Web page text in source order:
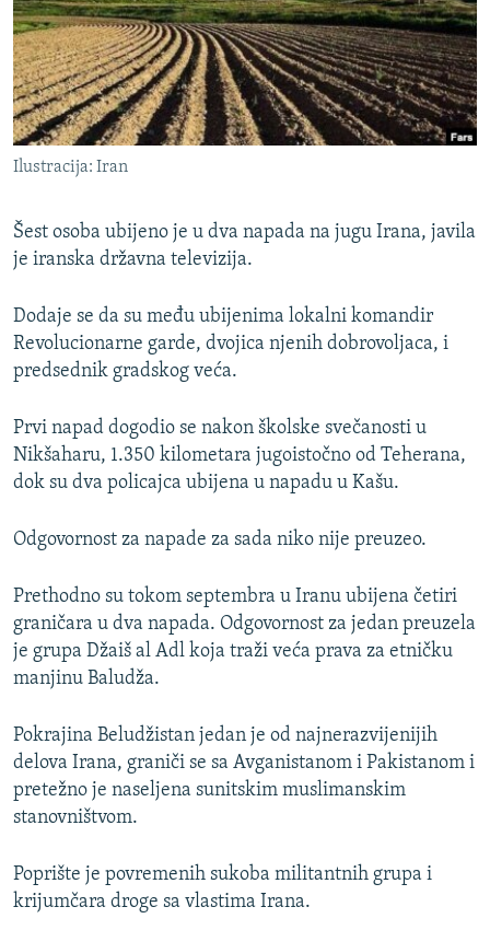
ISPRIČAJ MI
DNEVNO@RSE
SPECIJALI RSE
VIŠE OD NASLOVA
GENOCID U SREBRENICI
POPLAVE I KLIZIŠTA U BIH 2024.
TV LIBERTY
MOJA EVROPA
TRI DECENIJE OD RATA U BIH
SVE KARTE DEJTONA
NASTANAK I RASPAD JUGOSLAVIJE
PRATITE NAS
Sve RFE/RL stranice
Ilustracija: Iran
Šest osoba ubijeno je u dva napada na jugu Irana, javila
je iranska državna televizija.
Dodaje se da su među ubijenima lokalni komandir
Revolucionarne garde, dvojica njenih dobrovoljaca, i
predsednik gradskog veća.
Prvi napad dogodio se nakon školske svečanosti u
Nikšaharu, 1.350 kilometara jugoistočno od Teherana,
dok su dva policajca ubijena u napadu u Kašu.
Odgovornost za napade za sada niko nije preuzeo.
Prethodno su tokom septembra u Iranu ubijena četiri
graničara u dva napada. Odgovornost za jedan preuzela
je grupa Džaiš al Adl koja traži veća prava za etničku
manjinu Baludža.
Pokrajina Beludžistan jedan je od najnerazvijenijih
delova Irana, graniči se sa Avganistanom i Pakistanom i
pretežno je naseljena sunitskim muslimanskim
stanovništvom.
Poprište je povremenih sukoba militantnih grupa i
krijumčara droge sa vlastima Irana.